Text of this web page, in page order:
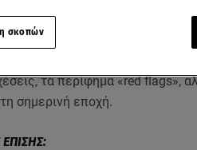
χώρο του στο Θησείο μάς
τα περίφημα «red flags»,
σημερινή εποχή.
σκοπών